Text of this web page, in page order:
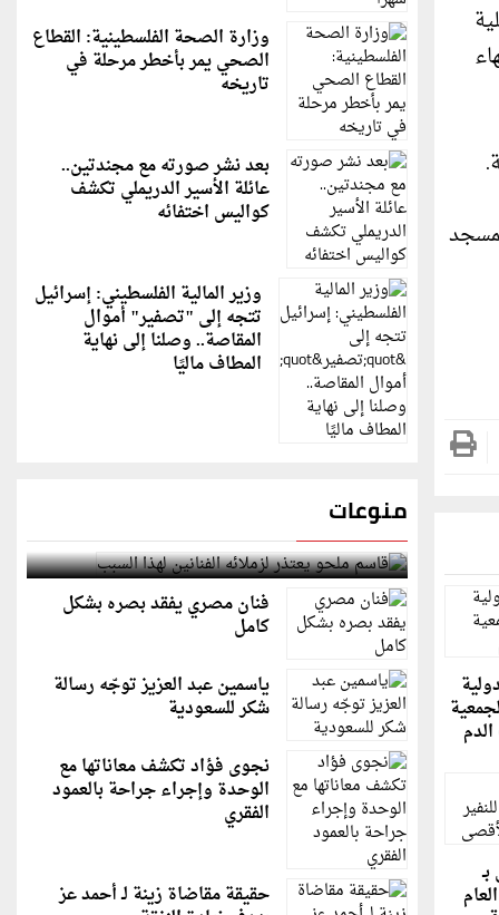
وزارة الصحة الفلسطينية: القطاع
الصحي يمر بأخطر مرحلة في
تاريخه
بعد نشر صورته مع مجندتين..
عائلة الأسير الدريملي تكشف
كواليس اختفائه
وزير المالية الفلسطيني: إسرائيل
تتجه إلى "تصفير" أموال
المقاصة.. وصلنا إلى نهاية
المطاف ماليًا
منوعات
قاسم ملحو يعتذر لزملائه الفنانين لهذا السبب
فنان مصري يفقد بصره بشكل
كامل
ياسمين عبد العزيز توجّه رسالة
شكر للسعودية
نجوى فؤاد تكشف معاناتها مع
الوحدة وإجراء جراحة بالعمود
الفقري
حقيقة مقاضاة زينة لـ أحمد عز